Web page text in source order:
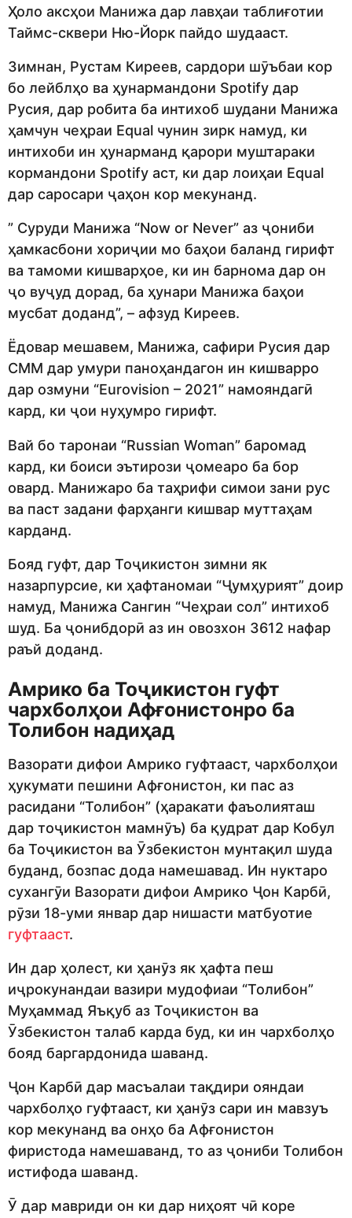
Ҳоло аксҳои Манижа дар лавҳаи таблиғотии
Таймс-сквери Ню-Йорк пайдо шудааст.
Зимнан, Рустам Киреев, сардори шӯъбаи кор
бо лейблҳо ва ҳунармандони Spotify дар
Русия, дар робита ба интихоб шудани Манижа
ҳамчун чеҳраи Equal чунин зирк намуд, ки
интихоби ин ҳунарманд қарори муштараки
кормандони Spotify аст, ки дар лоиҳаи Equal
дар саросари ҷаҳон кор мекунанд.
” Суруди Манижа “Now or Never” аз ҷониби
ҳамкасбони хориҷии мо баҳои баланд гирифт
ва тамоми кишварҳое, ки ин барнома дар он
ҷо вуҷуд дорад, ба ҳунари Манижа баҳои
мусбат доданд”, – афзуд Киреев.
Ёдовар мешавем, Манижа, сафири Русия дар
СММ дар умури паноҳандагон ин кишварро
дар озмуни “Eurovision – 2021” намояндагӣ
кард, ки ҷои нуҳумро гирифт.
Вай бо таронаи “Russian Woman” баромад
кард, ки боиси эътирози ҷомеаро ба бор
овард. Манижаро ба таҳрифи симои зани рус
ва паст задани фарҳанги кишвар муттаҳам
карданд.
Бояд гуфт, дар Тоҷикистон зимни як
назарпурсие, ки ҳафтаномаи “Ҷумҳурият” доир
намуд, Манижа Сангин “Чеҳраи сол” интихоб
шуд. Ба ҷонибдорӣ аз ин овозхон 3612 нафар
раъй доданд.
Амрико ба Тоҷикистон гуфт
чархболҳои Афғонистонро ба
Толибон надиҳад
Вазорати дифои Амрико гуфтааст, чархболҳои
ҳукумати пешини Афғонистон, ки пас аз
расидани “Толибон” (ҳаракати фаъолияташ
дар тоҷикистон мамнӯъ) ба қудрат дар Кобул
ба Тоҷикистон ва Ӯзбекистон мунтақил шуда
буданд, бозпас дода намешавад. Ин нуктаро
сухангӯи Вазорати дифои Амрико Ҷон Карбӣ,
рӯзи 18-уми январ дар нишасти матбуотие
гуфтааст.
Ин дар ҳолест, ки ҳанӯз як ҳафта пеш
иҷрокунандаи вазири мудофиаи “Толибон”
Муҳаммад Яъқуб аз Тоҷикистон ва
Ӯзбекистон талаб карда буд, ки ин чархболҳо
бояд баргардонида шаванд.
Ҷон Карбӣ дар масъалаи тақдири ояндаи
чархболҳо гуфтааст, ки ҳанӯз сари ин мавзуъ
кор мекунанд ва онҳо ба Афғонистон
фиристода намешаванд, то аз ҷониби Толибон
истифода шаванд.
Ӯ дар мавриди он ки дар ниҳоят чӣ коре